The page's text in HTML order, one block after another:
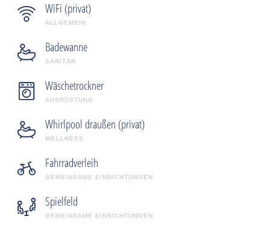
WiFi (privat)
ALLGEMEIN
Badewanne
SANITÄR
Wäschetrockner
AUSRÜSTUNG
Whirlpool draußen (privat)
WELLNESS
Fahrradverleih
GEMEINSAME EINRICHTUNGEN
Spielfeld
GEMEINSAME EINRICHTUNGEN